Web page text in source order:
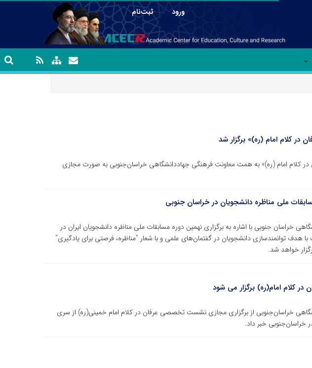
ورود | ثبت‌نام
کلام امام (ره)» برگزار شد
امام (ره)» به همت معاونت فرهنگی جهاددانشگاهی خراسان‌جنوبی به صورت مجازی
ملی مناظره دانشجویان در خراسان جنوبی
خراسان جنوبی با اشاره به برگزاری نهمین دوره مسابقات ملی مناظره دانشجویان ایران در
هدف توانمندسازی دانشجویان در گفتمان‌های علمی و با شعار "مناظره، فرصتی برای یادگیری"
خواهد شد.
کلام امام(ره) برگزار می شود
خراسان‌جنوبی از برگزاری مجازی نشست تخصصی عرفان در کلام امام خمینی(ره) از سری
خراسان‌جنوبی خبر داد.